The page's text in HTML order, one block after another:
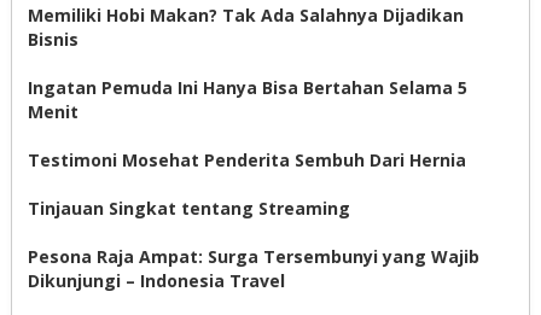
Memiliki Hobi Makan? Tak Ada Salahnya Dijadikan
Bisnis
Ingatan Pemuda Ini Hanya Bisa Bertahan Selama 5
Menit
Testimoni Mosehat Penderita Sembuh Dari Hernia
Tinjauan Singkat tentang Streaming
Pesona Raja Ampat: Surga Tersembunyi yang Wajib
Dikunjungi – Indonesia Travel